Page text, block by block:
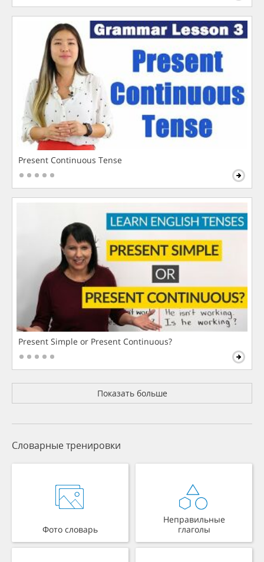
Present Continuous Tense
Present Simple or Present Continuous?
Показать больше
Словарные тренировки
Фото словарь
Неправильные
глаголы